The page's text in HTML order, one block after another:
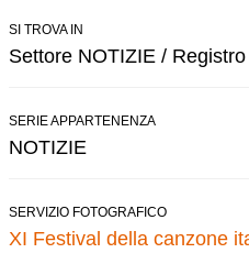
SI TROVA IN
Settore NOTIZIE /
SERIE APPARTENENZA
NOTIZIE
SERVIZIO FOTOGRAFICO
XI Festival della canzone